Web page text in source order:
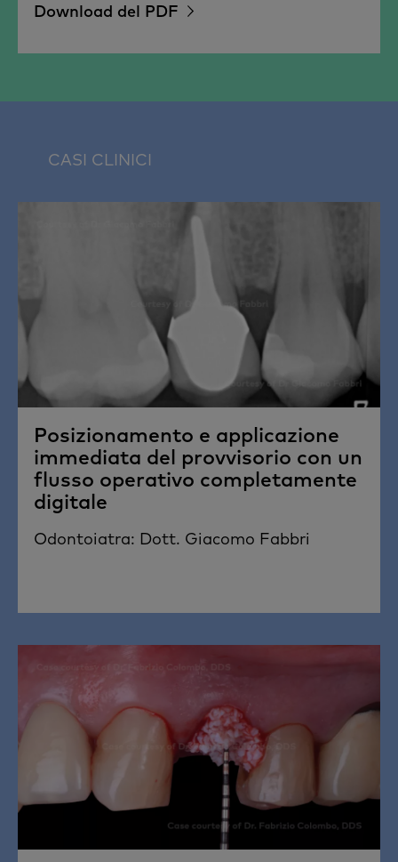
Download del PDF
CASI CLINICI
Posizionamento e applicazione
immediata del provvisorio con un
flusso operativo completamente
digitale
Odontoiatra: Dott. Giacomo Fabbri